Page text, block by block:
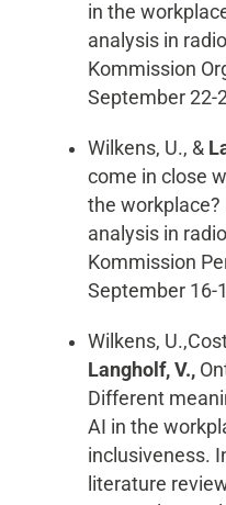
in the
analysis in
Kommission
September 22-
Wilkens, U., &
come in close
the
analysis in
Kommission
September 16-
Wilkens,
Langholf, V.,
Different
AI in the
inclusiveness.
literature